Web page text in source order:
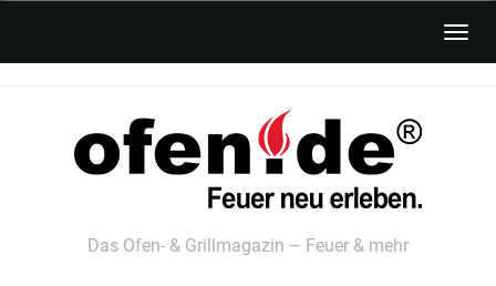
main
Das Ofen- & Grillmagazin – Feuer & mehr